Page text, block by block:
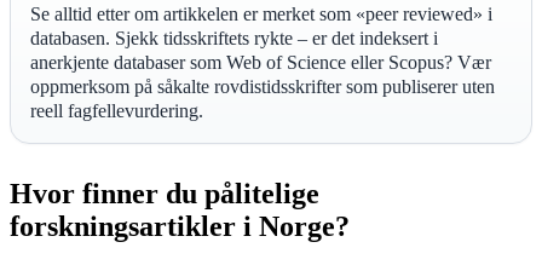
Se alltid etter om artikkelen er merket som «peer reviewed» i
databasen. Sjekk tidsskriftets rykte – er det indeksert i
anerkjente databaser som Web of Science eller Scopus? Vær
oppmerksom på såkalte rovdistidsskrifter som publiserer uten
reell fagfellevurdering.
Hvor finner du pålitelige
forskningsartikler i Norge?